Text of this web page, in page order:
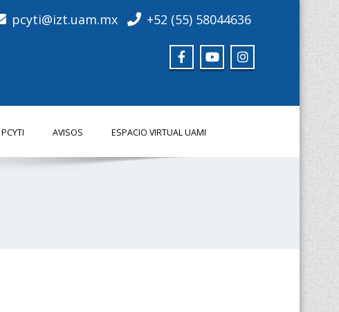
pcyti@izt.uam.mx +52 (55) 58044636
AVISOS ESPACIO VIRTUAL UAMI